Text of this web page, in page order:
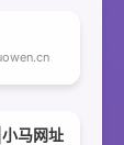
马网址